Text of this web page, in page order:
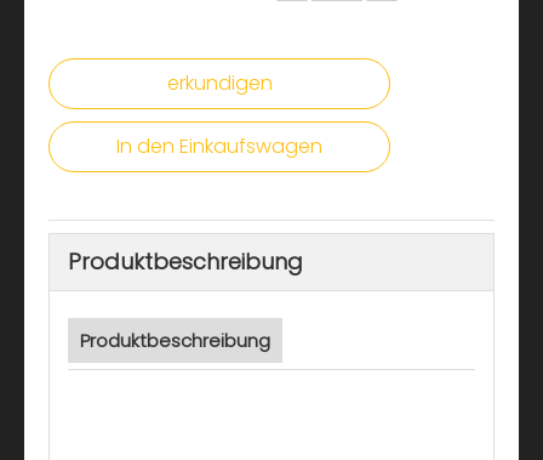
erkundigen
In den Einkaufswagen
Produktbeschreibung
Produktbeschreibung